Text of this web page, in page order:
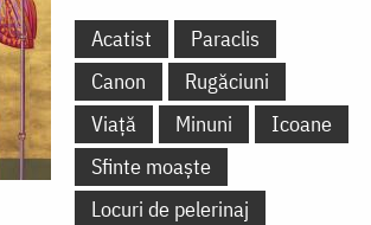
Acatist
Paraclis
Canon
Rugăciuni
Viață
Minuni
Icoane
Sfinte moaște
Locuri de pelerinaj